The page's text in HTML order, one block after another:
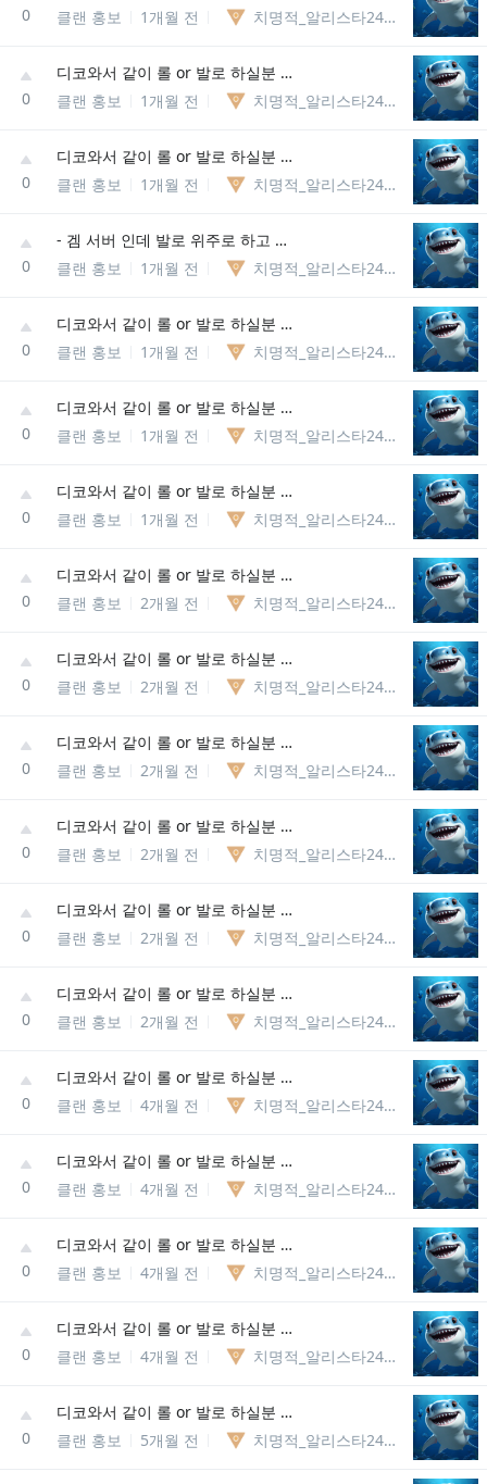
0
클랜 홍보
1개월 전 치명적_알리스타246288648549
0
디코와서 같이 롤 or 발로 하실분 뭐든 상관없어요 내전or랭크or칼바람or일반 다 함
클랜 홍보
1개월 전 치명적_알리스타246288648549
0
디코와서 같이 롤 or 발로 하실분 뭐든 상관없어요 내전or랭크or칼바람or일반 다 함
클랜 홍보
1개월 전 치명적_알리스타246288648549
0
- 겜 서버 인데 발로 위주로 하고 내전 , 경쟁전 , 듀오 등등 자주 구합니다 - 남녀노소 티어 전혀 안따지고 누구나 환영합니다
클랜 홍보
1개월 전 치명적_알리스타246288648549
0
디코와서 같이 롤 or 발로 하실분 뭐든 상관없어요 내전or랭크or칼바람or일반 다 함
클랜 홍보
1개월 전 치명적_알리스타246288648549
0
디코와서 같이 롤 or 발로 하실분 뭐든 상관없어요 내전or랭크or칼바람or일반 다 함
클랜 홍보
1개월 전 치명적_알리스타246288648549
0
디코와서 같이 롤 or 발로 하실분 뭐든 상관없어요 내전or랭크or칼바람or일반 다 함
클랜 홍보
1개월 전 치명적_알리스타246288648549
0
디코와서 같이 롤 or 발로 하실분 뭐든 상관없어요 내전or랭크or칼바람or일반 다 함
클랜 홍보
2개월 전 치명적_알리스타246288648549
0
디코와서 같이 롤 or 발로 하실분 뭐든 상관없어요 내전or랭크or칼바람or일반 다 함
클랜 홍보
2개월 전 치명적_알리스타246288648549
0
디코와서 같이 롤 or 발로 하실분 뭐든 상관없어요 내전or랭크or칼바람or일반 다 함
클랜 홍보
2개월 전 치명적_알리스타246288648549
0
디코와서 같이 롤 or 발로 하실분 뭐든 상관없어요 내전or랭크or칼바람or일반 다 함
클랜 홍보
2개월 전 치명적_알리스타246288648549
0
디코와서 같이 롤 or 발로 하실분 뭐든 상관없어요 내전or랭크or칼바람or일반 다 함
클랜 홍보
2개월 전 치명적_알리스타246288648549
0
디코와서 같이 롤 or 발로 하실분 뭐든 상관없어요 내전or랭크or칼바람or일반 다 함
클랜 홍보
2개월 전 치명적_알리스타246288648549
0
디코와서 같이 롤 or 발로 하실분 뭐든 상관없어요 내전or랭크or칼바람or일반 다 함
클랜 홍보
4개월 전 치명적_알리스타246288648549
0
디코와서 같이 롤 or 발로 하실분 뭐든 상관없어요 내전or랭크or칼바람or일반 다 함
클랜 홍보
4개월 전 치명적_알리스타246288648549
0
디코와서 같이 롤 or 발로 하실분 뭐든 상관없어요 내전or랭크or칼바람or일반 다 함
클랜 홍보
4개월 전 치명적_알리스타246288648549
0
디코와서 같이 롤 or 발로 하실분 뭐든 상관없어요 내전or랭크or칼바람or일반 다 함
클랜 홍보
4개월 전 치명적_알리스타246288648549
0
디코와서 같이 롤 or 발로 하실분 뭐든 상관없어요 내전or랭크or칼바람or일반 다 함
클랜 홍보
5개월 전 치명적_알리스타246288648549